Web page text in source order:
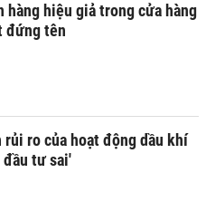
hàng hiệu giả trong cửa hàng
đứng tên
rủi ro của hoạt động dầu khí
tư sai'